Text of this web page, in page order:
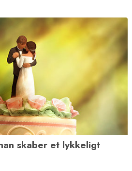
skaber et lykkeligt